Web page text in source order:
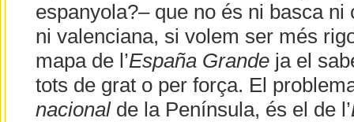
espanyola?– que no és ni basca ni
ni valenciana, si volem ser més
mapa de l’España Grandeja el
tots de grat o per força. El
nacionalde la Península, és el de l’